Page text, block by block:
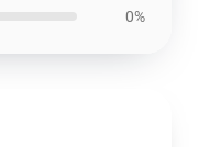
0%